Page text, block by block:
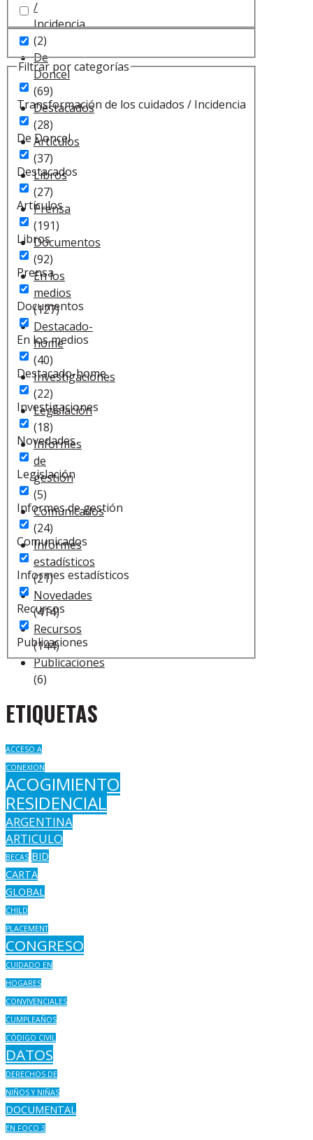
Filtrar por categorías
Transformación de los cuidados / Incidencia
De Doncel
Destacados
Artículos
Libros
Prensa
Documentos
En los medios
Destacado-home
Investigaciones
Novedades
Legislación
Informes de gestión
Comunicados
Informes estadísticos
Recursos
Publicaciones
/
Incidencia
(2)
De
Doncel
(69)
Destacados
(28)
Artículos
(37)
Libros
(27)
Prensa
(191)
Documentos
(92)
En los
medios
(127)
Destacado-
home
(40)
Investigaciones
(22)
Legislación
(18)
Informes
de
gestión
(5)
Comunicados
(24)
Informes
estadísticos
(21)
Novedades
(414)
Recursos
(144)
Publicaciones
(6)
ETIQUETAS
ACCESO A
CONEXION
ACOGIMIENTO
RESIDENCIAL
ARGENTINA
ARTICULO
BECAS BID
CARTA
GLOBAL
CHILD
PLACEMENT
CONGRESO
CUIDADO EN
HOGARES
CONVIVENCIALES
CUMPLEAÑOS
CÓDIGO CIVIL
DATOS
DERECHOS DE
NIÑOS Y NIÑAS
DOCUMENTAL
EN FOCO 3